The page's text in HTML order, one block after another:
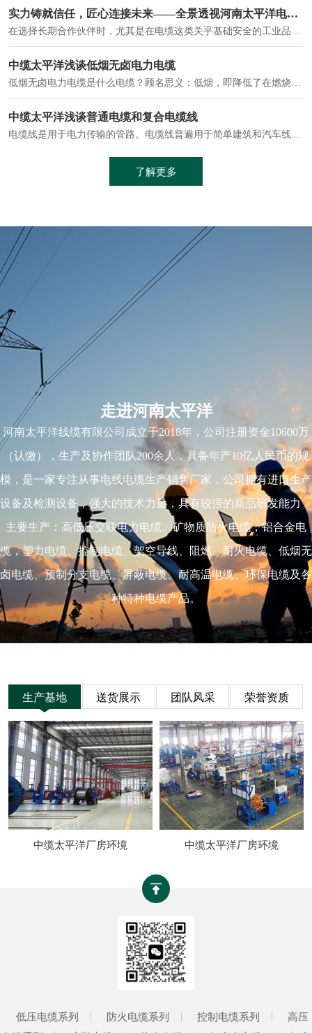
实力铸就信任，匠心连接未来——全景透视河南太平洋电缆厂
在选择长期合作伙伴时，尤其是在电缆这类关乎基础安全的工业品上，供应商的“内在实力”远比一纸报价单更重要。今天，我们邀请您“云参观”河南太平洋电缆厂，透过每一个细节，看我们如何将“可靠”二字，铸入每一米电缆。
中缆太平洋浅谈低烟无卤电力电缆
低烟无卤电力电缆是什么电缆？顾名思义：低烟，即降低了在燃烧时有害物体的产生；卤素对于人体来说是一种有毒气体，无卤就是没有毒气体的释放，通常是针对电缆遇火灾时而言的。低烟无卤电力电缆又可以称之为环保电缆，低烟无卤电缆大多数用于医院和对环境卫生要求比较严格的地方。
中缆太平洋浅谈普通电缆和复合电缆线
电缆线是用于电力传输的管路。电缆线普遍用于简单建筑和汽车线材，作为能源输送缆线，电缆线的复杂结构勿庸置疑。根据目标功能，电缆线具有以下一些特点：建筑用和车用线材要求轻质、大批量生产、价格低廉、具有相当的电学和力学性能和长时间的耐老化性能；工业用线材必须具有符合客户要求的性能；
了解更多
走进河南太平洋
河南太平洋线缆有限公司成立于2018年，公司注册资金10600万
（认缴），生产及协作团队200余人，具备年产10亿人民币的规
模，是一家专注从事电线电缆生产销售厂家，公司拥有进口生产
设备及检测设备，强大的技术力量，具有较强的新品研发能力，
主要生产：高低压交联电力电缆、矿物质防火电缆，铝合金电
缆，塑力电缆、控制电缆、架空导线、阻燃、耐火电缆、低烟无
卤电缆、预制分支电缆、屏蔽电缆、耐高温电缆、环保电缆及各
种特种电缆产品。
生产基地 送货展示 团队风采 荣誉资质
中缆太平洋厂房环境 中缆太平洋厂房环境
低压电缆系列 防火电缆系列 控制电缆系列
高压